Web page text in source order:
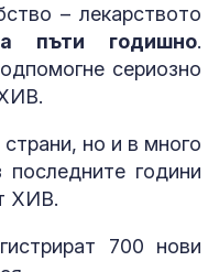
– лекарството
пъти годишно.
сериозно
но и в много
последните години
ХИВ.
700 нови